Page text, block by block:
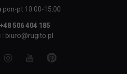
pon-pt 10:00-15:00
+48 506 404 185
biuro@rugito.pl